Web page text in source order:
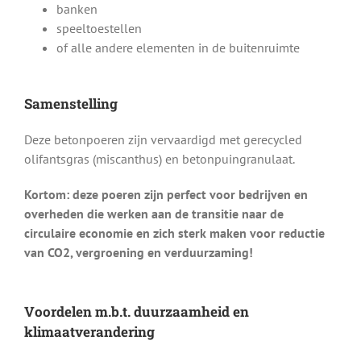
banken
speeltoestellen
of alle andere elementen in de buitenruimte
Samenstelling
Deze betonpoeren zijn vervaardigd met gerecycled
olifantsgras (miscanthus) en betonpuingranulaat.
Kortom: deze poeren zijn perfect voor bedrijven en
overheden die werken aan de transitie naar de
circulaire economie en zich sterk maken voor reductie
van CO2, vergroening en verduurzaming!
Voordelen m.b.t. duurzaamheid en
klimaatverandering